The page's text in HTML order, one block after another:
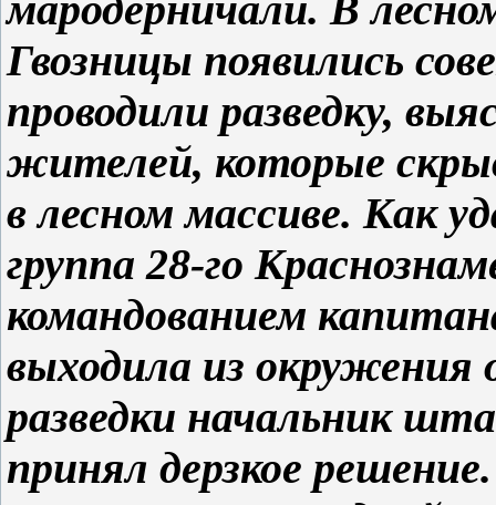
мародерничали. В
Гвозницы появились
проводили разведку,
жителей, которые
в лесном массиве. Как
группа 28-го
командованием
выходила из
разведки начальник
принял дерзкое